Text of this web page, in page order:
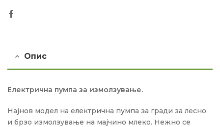
Опис
Електрична пумпа за измолзување.
Најнов модел на електрична пумпа за гради за лесно
и брзо измолзување на мајчино млеко. Нежно се